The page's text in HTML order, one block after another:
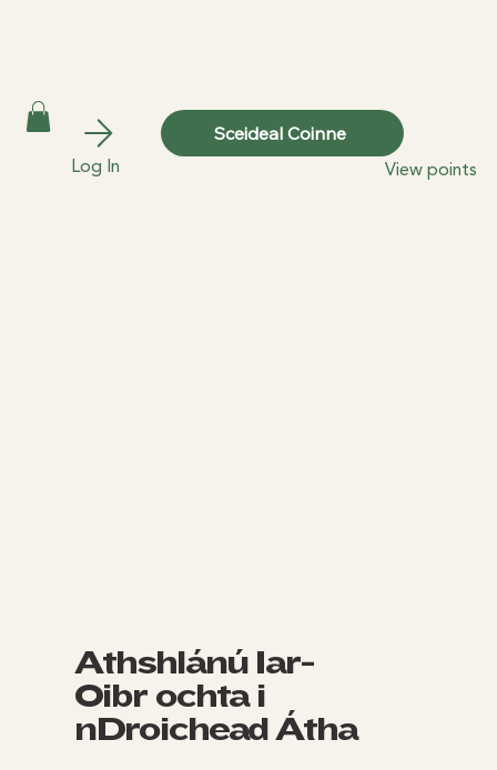
Sceideal Coinne
View points
Log In
Athshlánú Iar-
Oibríochta i
nDroichead Átha